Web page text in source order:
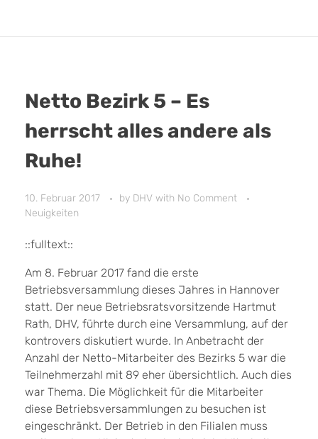
Netto Bezirk 5 – Es
herrscht alles andere als
Ruhe!
10. Februar 2017 by DHV with No Comment
Neuigkeiten
::fulltext::
Am 8. Februar 2017 fand die erste
Betriebsversammlung dieses Jahres in Hannover
statt. Der neue Betriebsratsvorsitzende Hartmut
Rath, DHV, führte durch eine Versammlung, auf der
kontrovers diskutiert wurde. In Anbetracht der
Anzahl der Netto-Mitarbeiter des Bezirks 5 war die
Teilnehmerzahl mit 89 eher übersichtlich. Auch dies
war Thema. Die Möglichkeit für die Mitarbeiter
diese Betriebsversammlungen zu besuchen ist
eingeschränkt. Der Betrieb in den Filialen muss